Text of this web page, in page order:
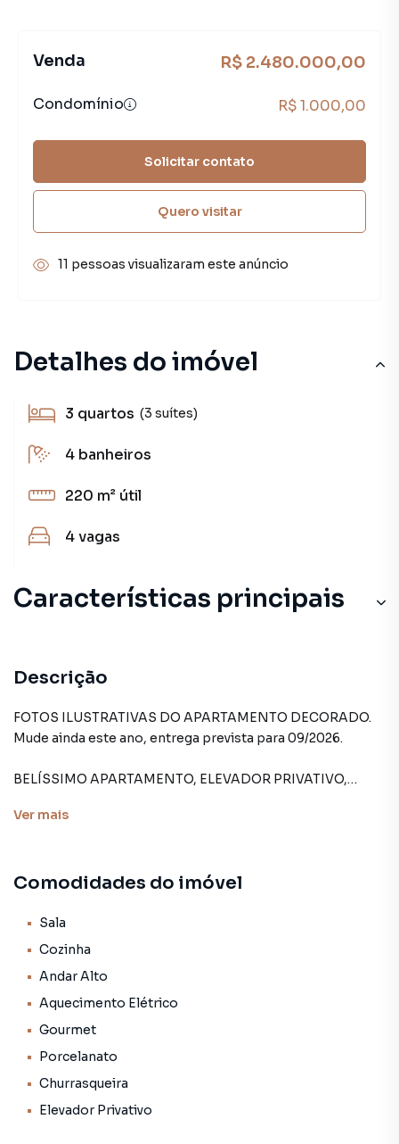
Detalhes do imóvel
3 quartos (3 suítes)
4 banheiros
220 m² útil
4vagas
Características principais
Descrição
FOTOS ILUSTRATIVAS DO APARTAMENTO DECORADO.
Mude ainda este ano, entrega prevista para 09/2026.
BELÍSSIMO APARTAMENTO, ELEVADOR PRIVATIVO,
Apartamento com 3 suítes amplas, sala de Tv.
Cozinha integrada a sala, área de serviço com área técnica
Espaço gourmet integrado a sala com churrasqueira a gás.
4 vagas de garagem.
sauna, academia, playgraund, miniquadra.
Ver mais
Comodidades do imóvel
Sala
Cozinha
Andar Alto
Aquecimento Elétrico
Gourmet
Porcelanato
Churrasqueira
Elevador Privativo
Venda R$ 2.480.000,00
Condomínio R$ 1.000,00
Solicitar contato
Quero visitar
11 pessoas visualizaram este anúncio